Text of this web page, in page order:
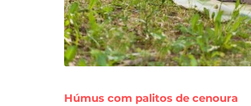
Húmus com palitos de cenoura